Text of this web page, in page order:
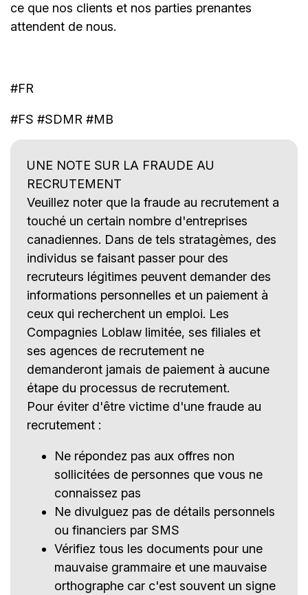
ce que nos clients et nos parties prenantes
attendent de nous.
#FR
#FS #SDMR #MB
UNE NOTE SUR LA FRAUDE AU
RECRUTEMENT
Veuillez noter que la fraude au recrutement a
touché un certain nombre d'entreprises
canadiennes. Dans de tels stratagèmes, des
individus se faisant passer pour des
recruteurs légitimes peuvent demander des
informations personnelles et un paiement à
ceux qui recherchent un emploi. Les
Compagnies Loblaw limitée, ses filiales et
ses agences de recrutement ne
demanderont jamais de paiement à aucune
étape du processus de recrutement.
Pour éviter d'être victime d'une fraude au
recrutement :
Ne répondez pas aux offres non
sollicitées de personnes que vous ne
connaissez pas
Ne divulguez pas de détails personnels
ou financiers par SMS
Vérifiez tous les documents pour une
mauvaise grammaire et une mauvaise
orthographe car c'est souvent un signe